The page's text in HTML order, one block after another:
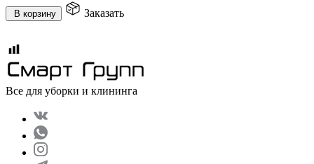
В корзину Заказать
Все для уборки и клининга